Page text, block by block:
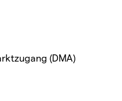
(DMA)